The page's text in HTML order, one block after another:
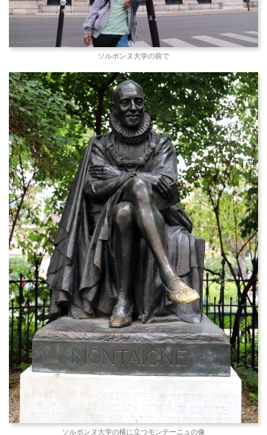
ソルボンヌ大学の前で
ソルボンヌ大学の横に立つモンテーニュの像